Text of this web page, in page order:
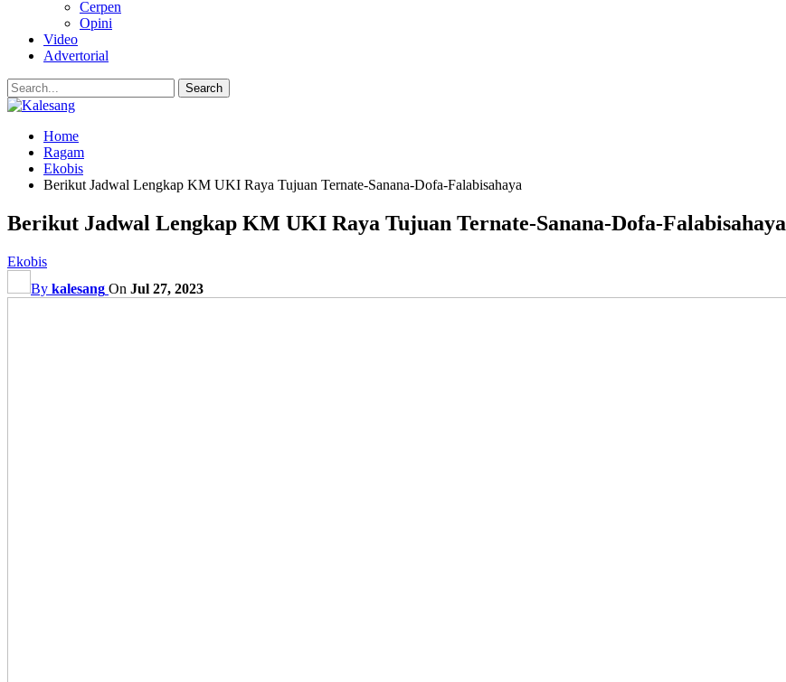
Cerpen
Opini
Video
Advertorial
Home
Ragam
Ekobis
Berikut Jadwal Lengkap KM UKI Raya Tujuan Ternate-Sanana-Dofa-Falabisahaya
Berikut Jadwal Lengkap KM UKI Raya Tujuan Ternate-Sanana-Dofa-Falabisahaya
Ekobis
By kalesang On Jul 27, 2023